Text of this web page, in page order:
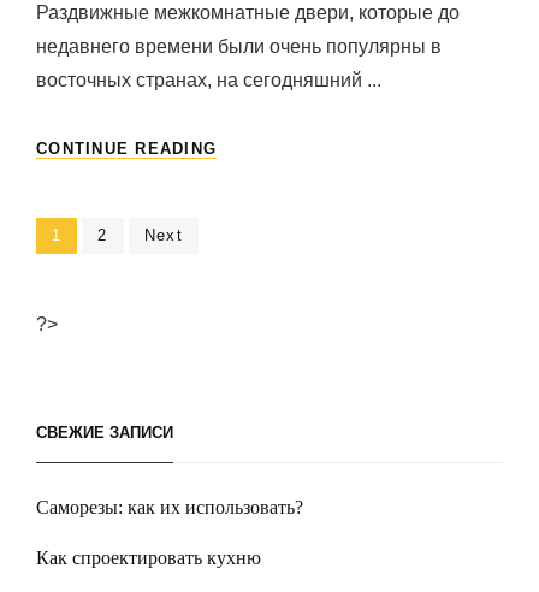
Раздвижные межкомнатные двери, которые до
недавнего времени были очень популярны в
восточных странах, на сегодняшний ...
CONTINUE READING
Навигация
записям
Page
1 Page
2 Next
?>
СВЕЖИЕ ЗАПИСИ
Саморезы: как их использовать?
Как спроектировать кухню